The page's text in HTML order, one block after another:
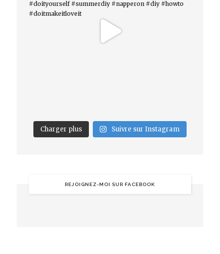
Charger plus Suivre sur Instagram
REJOIGNEZ-MOI SUR FACEBOOK